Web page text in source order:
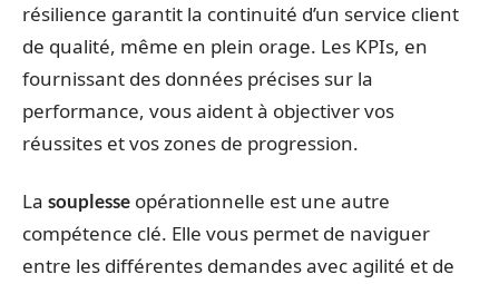
résilience garantit la continuité d’un service client
de qualité, même en plein orage. Les KPIs, en
fournissant des données précises sur la
performance, vous aident à objectiver vos
réussites et vos zones de progression.
La souplesse opérationnelle est une autre
compétence clé. Elle vous permet de naviguer
entre les différentes demandes avec agilité et de